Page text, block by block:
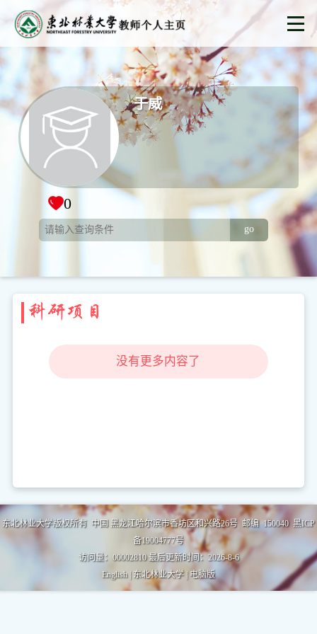
于威
0
go
科研项目
没有更多内容了
东北林业大学版权所有 中国 黑龙江哈尔滨市香坊区和兴路26号 邮编 150040 黑ICP
备19004777号
访问量： 00002810 最后更新时间：2026-8-6
English| 东北林业大学| 电脑版